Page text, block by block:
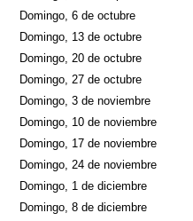
Domingo, 6 de octubre
Domingo, 13 de octubre
Domingo, 20 de octubre
Domingo, 27 de octubre
Domingo, 3 de noviembre
Domingo, 10 de noviembre
Domingo, 17 de noviembre
Domingo, 24 de noviembre
Domingo, 1 de diciembre
Domingo, 8 de diciembre